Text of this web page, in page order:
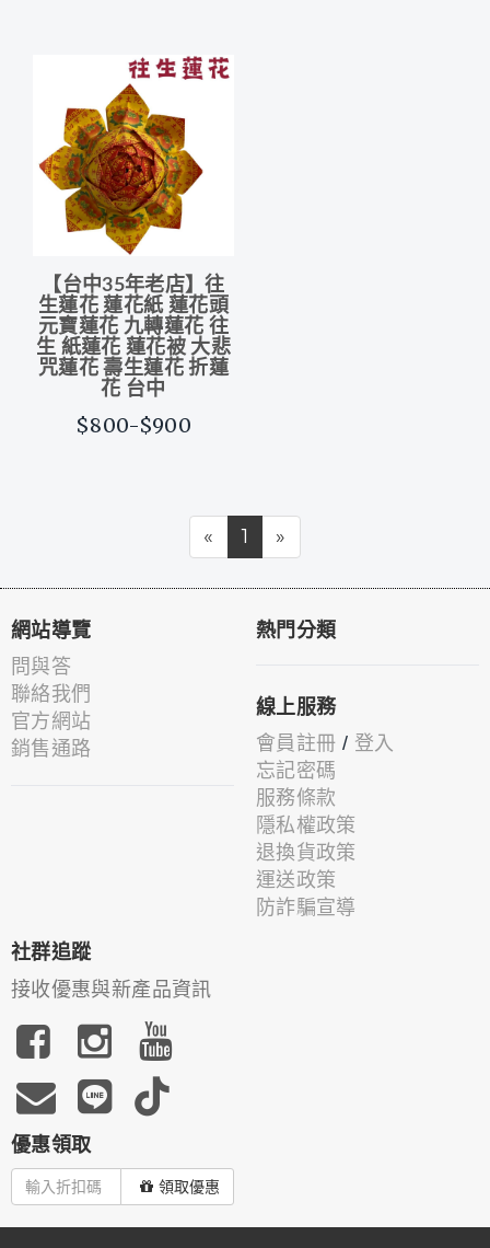
【台中35年老店】往
生蓮花 蓮花紙 蓮花頭
元寶蓮花 九轉蓮花 往
生 紙蓮花 蓮花被 大悲
咒蓮花 壽生蓮花 折蓮
花 台中
$800-$900
« 1 »
網站導覽
問與答
聯絡我們
官方網站
銷售通路
熱門分類
線上服務
會員註冊 / 登入
忘記密碼
服務條款
隱私權政策
退換貨政策
運送政策
防詐騙宣導
社群追蹤
接收優惠與新產品資訊
優惠領取
領取優惠